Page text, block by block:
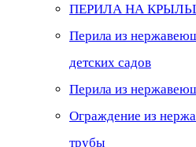
ПЕРИЛА НА
Перила из
детских садов
Перила из
Ограждение из
трубы